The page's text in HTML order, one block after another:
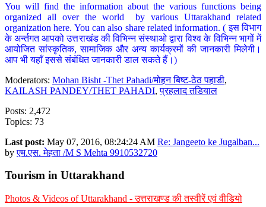
You will find the information about the various functions being
organized all over the world by various Uttarakhand related
organization here. You can also share related information. ( इस विभाग
के अर्न्तगत आपको उत्तराखंड की विभिन्न संस्थाओ द्वारा विश्व के विभिन्न भागों में
आयोजित सांस्कृतिक, सामाजिक और अन्य कार्यक्रमों की जानकारी मिलेगी।
आप भी यहाँ इससे संबंधित जानकारी डाल सकते हैं।)
Moderators: Mohan Bisht -Thet Pahadi/मोहन बिष्ट-ठेठ पहाडी,
KAILASH PANDEY/THET PAHADI,प्रहलाद तडियाल
Posts: 2,472
Topics: 73
Last post: May 07, 2016, 08:24:24 AM Re: Jangeeto ke Jugalban...
byएम.एस. मेहता /M S Mehta 9910532720
Tourism in Uttarakhand
Photos & Videos of Uttarakhand - उत्तराखण्ड की तस्वीरें एवं वीडियो